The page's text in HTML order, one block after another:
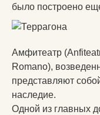
было построено
Амфитеатр
Romano),
представляют
наследие.
Одной из главных